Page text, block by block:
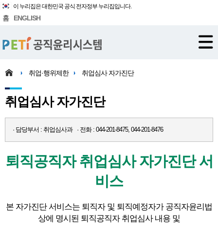
이 누리집은 대한민국 공식 전자정부 누리집입니다.
홈 ENGLISH
취업·행위제한 취업심사 자가진단
취업심사 자가진단
· 담당부서 : 취업심사과 · 전화 : 044-201-8475, 044-201-8476
퇴직공직자 취업심사 자가진단 서
비스
본 자가진단 서비스는 퇴직자 및 퇴직예정자가 공직자윤리법
상에 명시된 퇴직공직자 취업심사 내용 및